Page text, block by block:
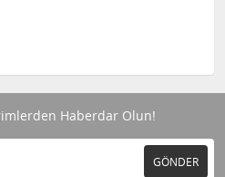
Haberdar Olun!
GÖNDER